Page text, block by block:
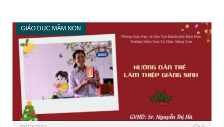
GIÁO DỤC MẦM NON